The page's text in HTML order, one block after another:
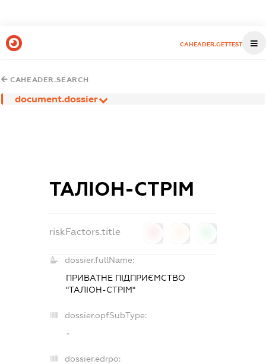
CAHEADER.GETTEST
CAHEADER.SEARCH
document.dossier
ТАЛІОН-СТРІМ
riskFactors.title
dossier.fullName:
ПРИВАТНЕ ПІДПРИЄМСТВО
"ТАЛІОН-СТРІМ"
dossier.opfSubType:
-
dossier.edrpo: